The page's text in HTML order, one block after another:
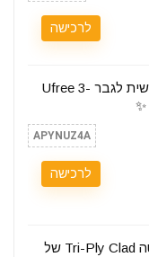
לרכישה
🧔‍♂️ מכונת גילוח רב שימושית לגבר Ufree 3-
APYNUZ4A
לרכישה
🍳 סט 3 מחבתות נירוסטה Tri-Ply Clad של